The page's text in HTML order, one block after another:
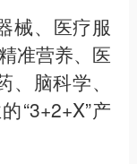
械、医疗服
准营养、医
脑科学、
“3+2+X”产